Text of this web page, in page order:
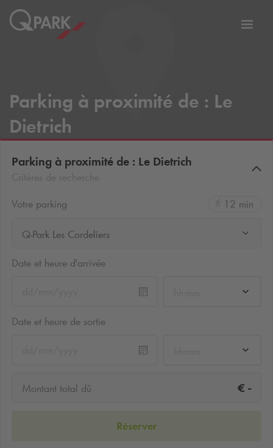
Parking à proximité de : Le
Dietrich
Parking à proximité de : Le Dietrich
Votre parking
12 min
Q-Park Les Cordeliers
Date et heure d'arrivée
Date et heure de sortie
Montant total dû € -
Réserver